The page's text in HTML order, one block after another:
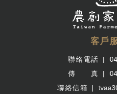
客戶
聯絡電話
傳 真
聯絡信箱